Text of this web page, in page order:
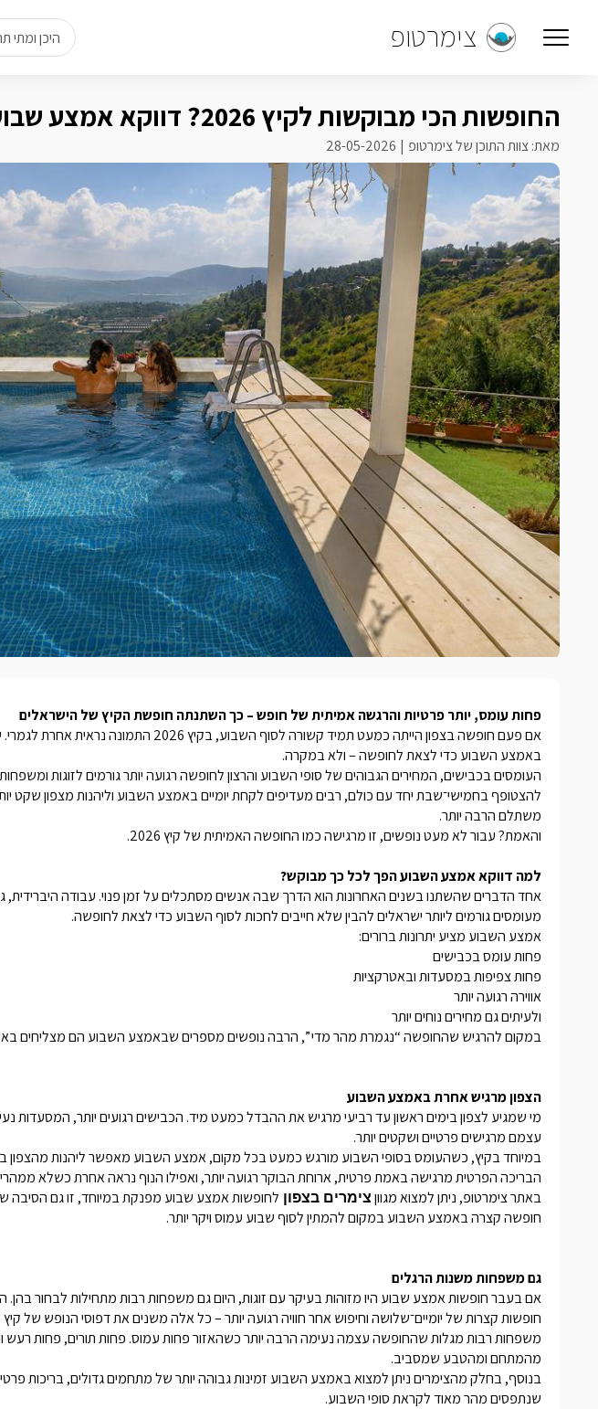
צימרטופ היכן ומתי
החופשות הכי מבוקשות לקיץ 2026? דווקא אמצע שבוע
מאת: צוות התוכן של צימרטופ 28-05-2026
פחות עומס, יותר פרטיות והרגשה אמיתית של חופש – כך השתנתה חופשת הקיץ של הישראלים
אם פעם חופשה בצפון הייתה כמעט תמיד קשורה לסוף השבוע,
באמצע השבוע כדי לצאת לחופשה – ולא במקרה.
העומסים בכבישים, המחירים הגבוהים של סופי השבוע והרצון לחופשה רגועה יותר גורמים לזוגות
להצטופף בחמישי־שבת יחד עם כולם, רבים מעדיפים לקחת יומיים באמצע השבוע וליהנות מצפון שקט
משתלם הרבה יותר.
והאמת? עבור לא מעט נופשים, זו מרגישה כמו החופשה האמיתית של קיץ 2026.
למה דווקא אמצע השבוע הפך לכל כך מבוקש?
אחד הדברים שהשתנו בשנים האחרונות הוא הדרך שבה אנשים מסתכלים על זמן פנוי. עבודה היברידית,
מעומסים גורמים ליותר ישראלים להבין שלא חייבים לחכות לסוף השבוע כדי לצאת לחופשה.
אמצע השבוע מציע יתרונות ברורים:
פחות עומס בכבישים
פחות צפיפות במסעדות ובאטרקציות
אווירה רגועה יותר
ולעיתים גם מחירים נוחים יותר
במקום להרגיש שהחופשה “נגמרת מהר מדי ”, הרבה נופשים מספרים שבאמצע השבוע הם מצליחים
הצפון מרגיש אחרת באמצע השבוע
מי שמגיע לצפון בימים ראשון עד רביעי מרגיש את ההבדל כמעט מיד. הכבישים רגועים יותר, המסעדות
עצמם מרגישים פרטיים ושקטים יותר.
במיוחד בקיץ, כשהעומס בסופי השבוע מורגש כמעט בכל מקום, אמצע השבוע מאפשר ליהנות מהצפון
הבריכה הפרטית מרגישה באמת פרטית, ארוחת הבוקר רגועה יותר, ואפילו הנוף נראה אחרת כשלא
באתר צימרטופ, ניתן למצוא מגוון צימרים בצפון לחופשות אמצע שבוע מפנקת במיוחד, זו גם הסיבה
חופשה קצרה באמצע השבוע במקום להמתין לסוף שבוע עמוס ויקר יותר.
גם משפחות משנות הרגלים
אם בעבר חופשות אמצע שבוע היו מזוהות בעיקר עם זוגות, היום גם משפחות רבות מתחילות לבחור בהן.
חופשות קצרות של יומיים־שלושה וחיפוש אחר חוויה רגועה יותר – כל אלה משנים את דפוסי הנופש של קיץ 2026.
משפחות רבות מגלות שהחופשה עצמה נעימה הרבה יותר כשהאזור פחות עמוס. פחות תורים, פחות רעש
מהמתחם ומהטבע שמסביב.
בנוסף, בחלק מהצימרים ניתן למצוא באמצע השבוע זמינות גבוהה יותר של מתחמים גדולים, בריכות
שנתפסים מהר מאוד לקראת סופי השבוע.